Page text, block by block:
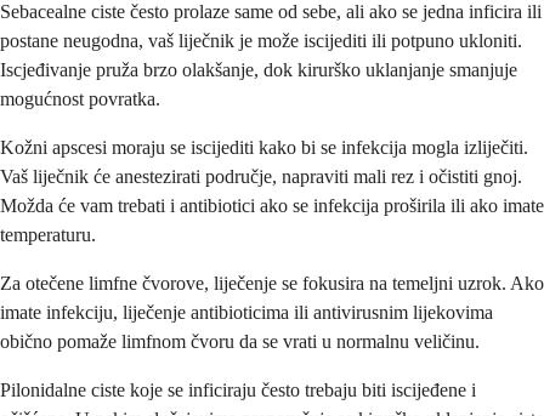
Sebacealne ciste često prolaze same od sebe, ali ako se jedna inficira ili
postane neugodna, vaš liječnik je može iscijediti ili potpuno ukloniti.
Iscjeđivanje pruža brzo olakšanje, dok kirurško uklanjanje smanjuje
mogućnost povratka.
Kožni apscesi moraju se iscijediti kako bi se infekcija mogla izliječiti.
Vaš liječnik će anestezirati područje, napraviti mali rez i očistiti gnoj.
Možda će vam trebati i antibiotici ako se infekcija proširila ili ako imate
temperaturu.
Za otečene limfne čvorove, liječenje se fokusira na temeljni uzrok. Ako
imate infekciju, liječenje antibioticima ili antivirusnim lijekovima
obično pomaže limfnom čvoru da se vrati u normalnu veličinu.
Pilonidalne ciste koje se inficiraju često trebaju biti iscijeđene i